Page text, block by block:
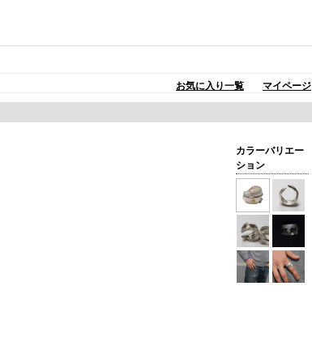
お気に入り一覧
マイページ
カラーバリエー
ション